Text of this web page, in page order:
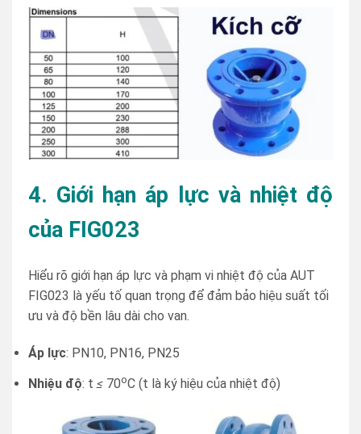
4. Giới hạn áp lực và nhiệt độ
của FIG023
Hiểu rõ giới hạn áp lực và phạm vi nhiệt độ của AUT
FIG023 là yếu tố quan trọng để đảm bảo hiệu suất tối
ưu và độ bền lâu dài cho van.
Áp lực: PN10, PN16, PN25
Nhiệu độ: t≤ 70oC (t là ký hiệu của nhiệt độ)